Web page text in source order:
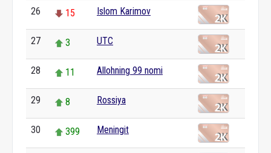
26 15 Islom Karimov
27 3 UTC
28 11 Allohning 99 nomi
29 8 Rossiya
30 399 Meningit